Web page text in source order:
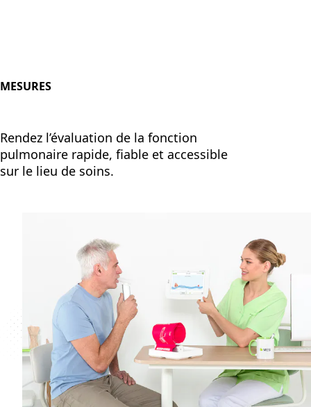
MESURES
Rendez l’évaluation de la fonction
pulmonaire rapide, fiable et accessible
sur le lieu de soins.